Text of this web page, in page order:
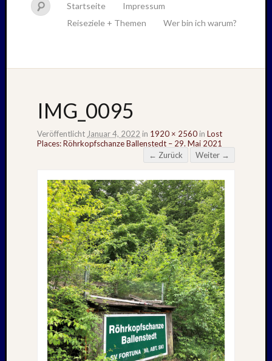
Startseite
Impressum
Reiseziele + Themen
Wer bin ich warum?
IMG_0095
Veröffentlicht Januar 4, 2022 in 1920 × 2560 in Lost
Places: Röhrkopfschanze Ballenstedt – 29. Mai 2021
← Zurück
Weiter →